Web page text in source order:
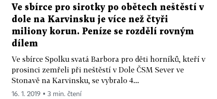
Ve sbírce pro sirotky po obětech neštěstí v
dole na Karvinsku je více než čtyři
miliony korun. Peníze se rozdělí rovným
dílem
Ve sbírce Spolku svatá Barbora pro děti horníků, kteří v
prosinci zemřeli při neštěstí v Dole ČSM Sever ve
Stonavě na Karvinsku, se vybralo 4...
16. 1. 2019 ▪ 3 min. čtení